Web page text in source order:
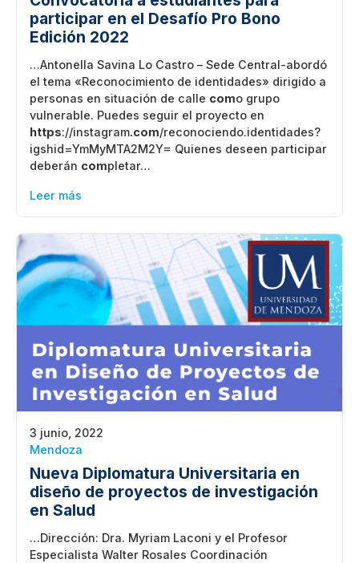
participar en el Desafío Pro Bono
Edición 2022
…Antonella Savina Lo Castro – Sede Central-abordó
el tema «Reconocimiento de identidades» dirigido a
personas en situación de calle como grupo
vulnerable. Puedes seguir el proyecto en
https://instagram.com/reconociendo.identidades?
igshid=YmMyMTA2M2Y= Quienes deseen participar
deberán completar…
Leer más
3 junio, 2022
Mendoza
Nueva Diplomatura Universitaria en
diseño de proyectos de investigación
en Salud
…Dirección: Dra. Myriam Laconi y el Profesor
Especialista Walter Rosales Coordinación